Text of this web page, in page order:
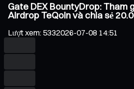
Gate DEX BountyDrop: Tham
Airdrop TeQoin và chia sẻ
Lượt xem: 5332026-07-08 14:51